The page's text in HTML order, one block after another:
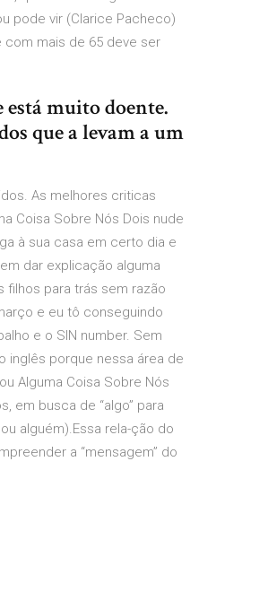
pode vir (Clarice Pacheco)
mais de 65 deve ser
está muito doente.
que a levam a um
As melhores criticas
Coisa Sobre Nós Dois nude
à sua casa em certo dia e
dar explicação alguma
filhos para trás sem razão
e eu tô conseguindo
e o SIN number. Sem
inglês porque nessa área de
Alguma Coisa Sobre Nós
em busca de “algo” para
alguém).Essa rela-ção do
a “mensagem” do